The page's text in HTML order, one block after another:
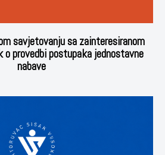
savjetovanju sa zainteresiranom
provedbi postupaka jednostavne
nabave